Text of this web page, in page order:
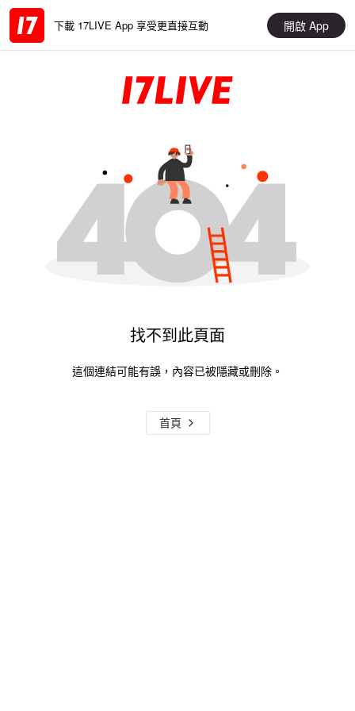
下載 17LIVE App 享受更直接互動 開啟 App
找不到此頁面
這個連結可能有誤，內容已被隱藏或刪除。
首頁